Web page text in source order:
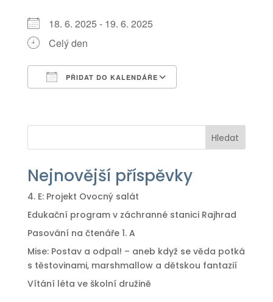
18. 6. 2025 - 19. 6. 2025
Celý den
PŘIDAT DO KALENDÁŘE
Hledat
Nejnovější příspěvky
4. E: Projekt Ovocný salát
Edukační program v záchranné stanici Rajhrad
Pasování na čtenáře 1. A
Mise: Postav a odpal! – aneb když se věda potká
s těstovinami, marshmallow a dětskou fantazií
Vítání léta ve školní družině